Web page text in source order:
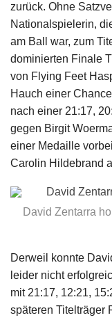
zurück. Ohne
Nationalspielerin,
am Ball war, zum
dominierten Finale
von Flying Feet
Hauch einer
nach einer 21:17,
gegen Birgit
einer Medaille
Carolin Hildebrand
David Zentarra
Derweil konnte
leider nicht
mit 21:17, 12:21,
späteren Titelträger